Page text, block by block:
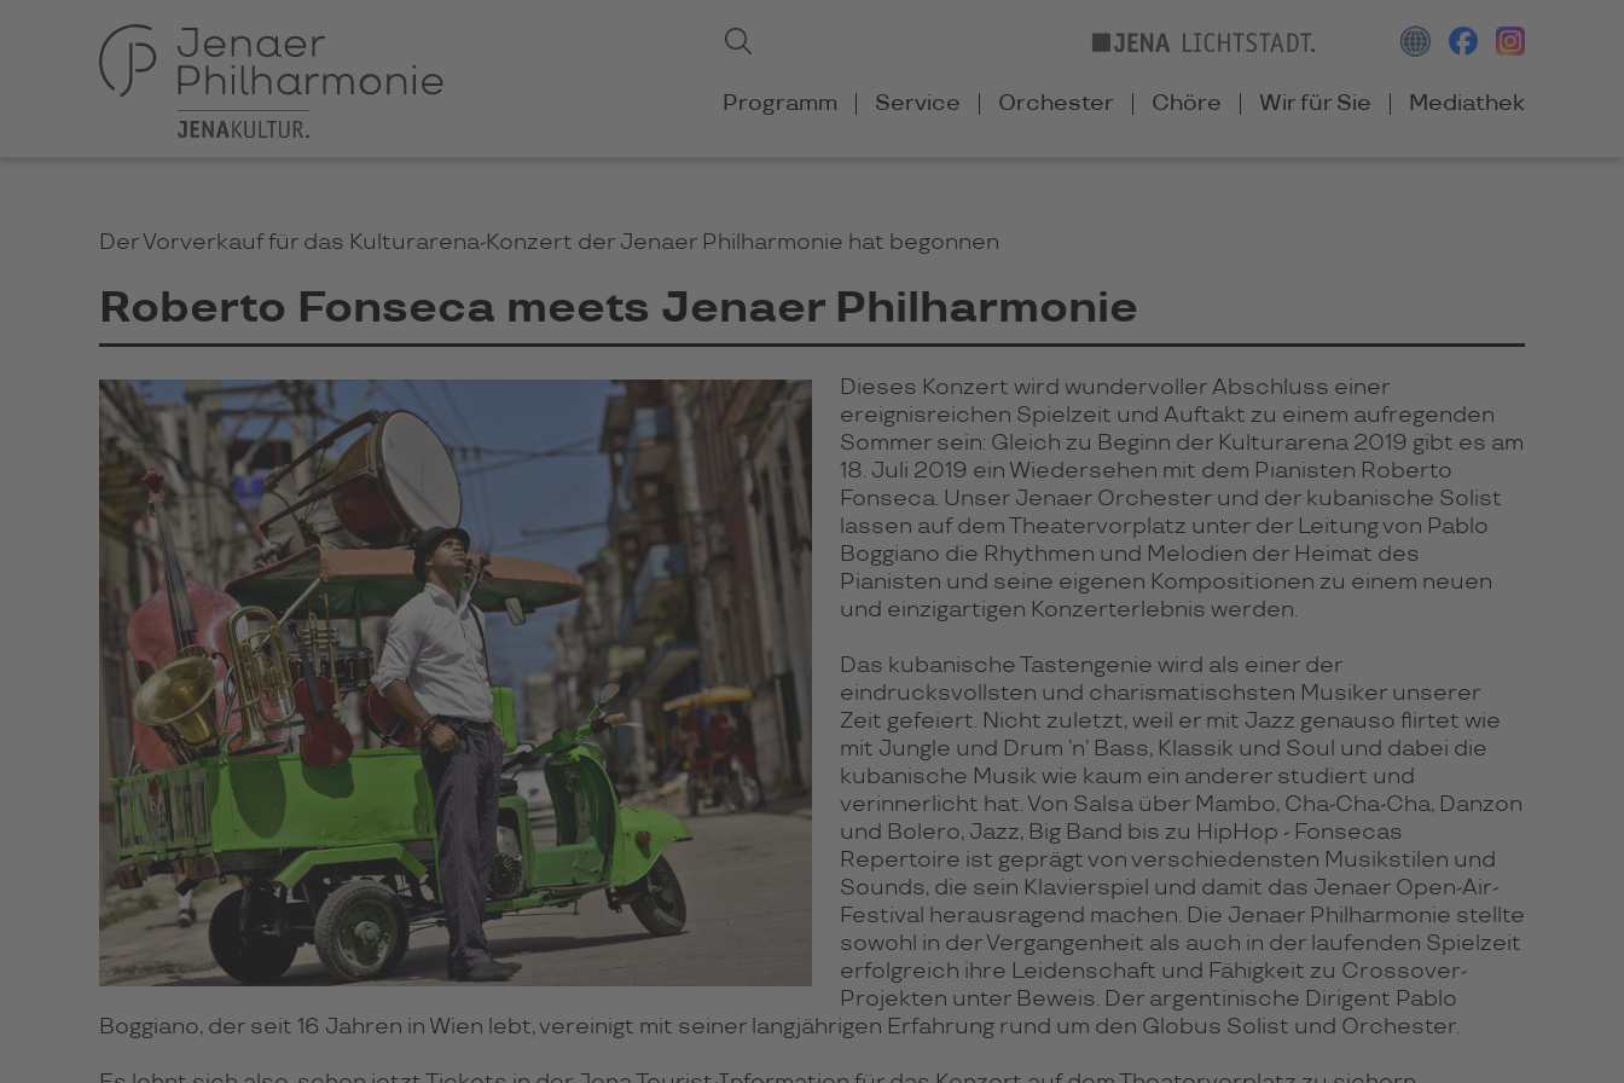
Suchbegriffe
Navigation
Programm Service Orchester Chöre Wir für Sie Mediathek
Der Vorverkauf für das Kulturarena-Konzert der Jenaer Philharmonie hat begonnen
Roberto Fonseca meets Jenaer Philharmonie
Dieses Konzert wird wundervoller Abschluss einer
ereignisreichen Spielzeit und Auftakt zu einem aufregenden
Sommer sein: Gleich zu Beginn der Kulturarena 2019 gibt es am
18. Juli 2019 ein Wiedersehen mit dem Pianisten Roberto
Fonseca. Unser Jenaer Orchester und der kubanische Solist
lassen auf dem Theatervorplatz unter der Leitung von Pablo
Boggiano die Rhythmen und Melodien der Heimat des
Pianisten und seine eigenen Kompositionen zu einem neuen
und einzigartigen Konzerterlebnis werden.
Das kubanische Tastengenie wird als einer der
eindrucksvollsten und charismatischsten Musiker unserer
Zeit gefeiert. Nicht zuletzt, weil er mit Jazz genauso flirtet wie
mit Jungle und Drum ’n’ Bass, Klassik und Soul und dabei die
kubanische Musik wie kaum ein anderer studiert und
verinnerlicht hat. Von Salsa über Mambo, Cha-Cha-Cha, Danzon
und Bolero, Jazz, Big Band bis zu HipHop - Fonsecas
Repertoire ist geprägt von verschiedensten Musikstilen und
Sounds, die sein Klavierspiel und damit das Jenaer Open-Air-
Festival herausragend machen. Die Jenaer Philharmonie stellte
sowohl in der Vergangenheit als auch in der laufenden Spielzeit
erfolgreich ihre Leidenschaft und Fähigkeit zu Crossover-
Projekten unter Beweis. Der argentinische Dirigent Pablo
Boggiano, der seit 16 Jahren in Wien lebt, vereinigt mit seiner langjährigen Erfahrung rund um den Globus Solist und Orchester.